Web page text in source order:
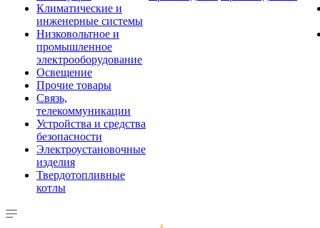
Климатические и
инженерные системы
Низковольтное и
промышленное
электрооборудование
Освещение
Прочие товары
Связь,
телекоммуникации
Устройства и средства
безопасности
Электроустановочные
изделия
Твердотопливные
котлы